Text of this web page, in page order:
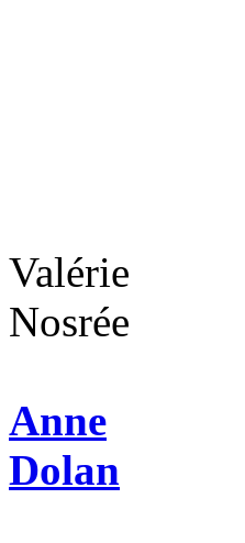
Valérie
Nosrée
Anne
Dolan